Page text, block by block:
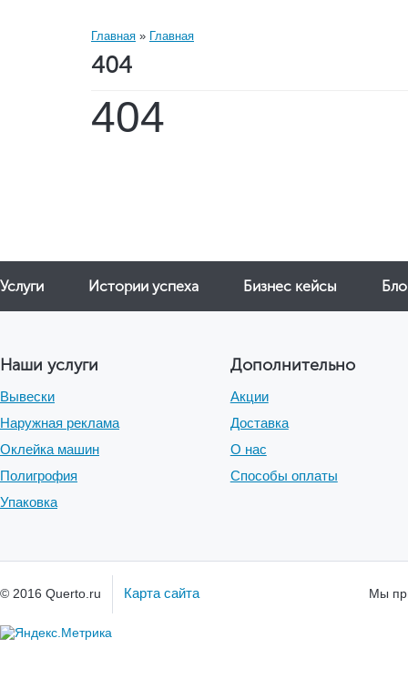
Услуги Истории успеха Бизнес кейсы
Наши услуги
Вывески
Наружная реклама
Оклейка машин
Полигрофия
Упаковка
Дополнительно
Акции
Доставка
О нас
Способы оплаты
© 2016 Querto.ru Карта сайта Мы